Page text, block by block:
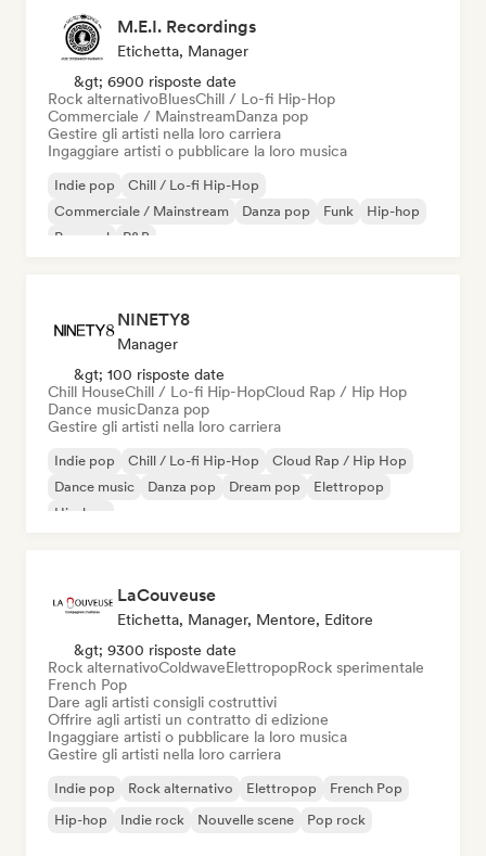
M.E.I. Recordings
Etichetta, Manager
&gt; 6900 risposte date
Rock alternativoBluesChill / Lo-fi Hip-Hop
Commerciale / MainstreamDanza pop
Gestire gli artisti nella loro carriera
Ingaggiare artisti o pubblicare la loro musica
Indie pop
Chill / Lo-fi Hip-Hop
Commerciale / Mainstream
Danza pop Funk
Hip-hop
Pop soul
R&B
NINETY8
Manager
&gt; 100 risposte date
Chill HouseChill / Lo-fi Hip-HopCloud Rap / Hip Hop
Dance musicDanza pop
Gestire gli artisti nella loro carriera
Indie pop Chill / Lo-fi Hip-Hop
Cloud Rap / Hip Hop
Dance music
Danza pop Dream pop
Elettropop
Hip-hop
LaCouveuse
Etichetta, Manager, Mentore, Editore
&gt; 9300 risposte date
Rock alternativoColdwaveElettropopRock sperimentale
French Pop
Dare agli artisti consigli costruttivi
Offrire agli artisti un contratto di edizione
Ingaggiare artisti o pubblicare la loro musica
Gestire gli artisti nella loro carriera
Indie pop Rock alternativo Elettropop
French Pop
Hip-hop
Indie rock Nouvelle scene Pop rock